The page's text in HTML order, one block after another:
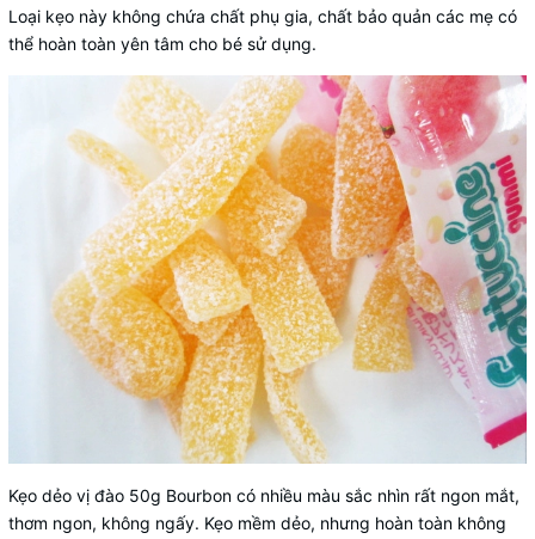
Loại kẹo này không chứa chất phụ gia, chất bảo quản các mẹ có
thể hoàn toàn yên tâm cho bé sử dụng.
Kẹo dẻo vị đào 50g Bourbon có nhiều màu sắc nhìn rất ngon mắt,
thơm ngon, không ngấy. Kẹo mềm dẻo, nhưng hoàn toàn không